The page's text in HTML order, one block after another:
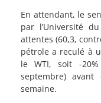
En attendant, le
par l’Université
attentes (60,3,
pétrole a reculé à
le WTI, soit -
septembre)
semaine.